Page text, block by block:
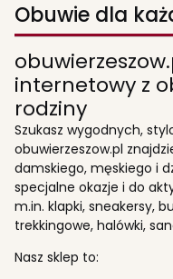
Obuwie dla
internetowy z
rodziny
Szukasz wygodnych,
obuwierzeszow.pl
damskiego, męskiego i
specjalne okazje i do
m.in. klapki, sneakersy,
trekkingowe, halówki,
Nasz sklep to: